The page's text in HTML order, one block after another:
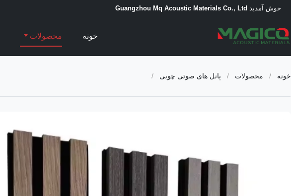
خوش آمدید Guangzhou Mq Acoustic Materials Co., Ltd
خونه محصولات
خونه / محصولات / پانل های صوتی چوبی /